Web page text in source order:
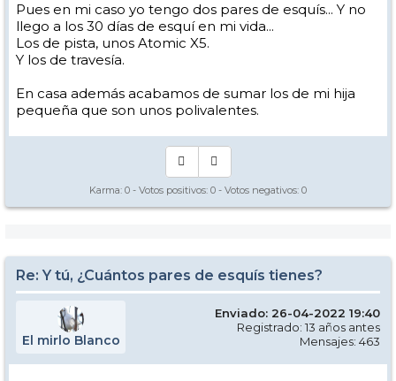
Pues en mi caso yo tengo dos pares de esquís... Y no
llego a los 30 días de esquí en mi vida...
Los de pista, unos Atomic X5.
Y los de travesía.
En casa además acabamos de sumar los de mi hija
pequeña que son unos polivalentes.
Karma: 0 - Votos positivos: 0 - Votos negativos: 0
Re: Y tú, ¿Cuántos pares de esquís tienes?
El mirlo Blanco
Enviado: 26-04-2022 19:40
Registrado: 13 años antes
Mensajes: 463